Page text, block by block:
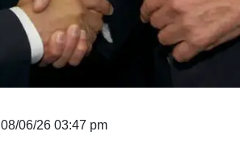
08/06/26 03:47 pm